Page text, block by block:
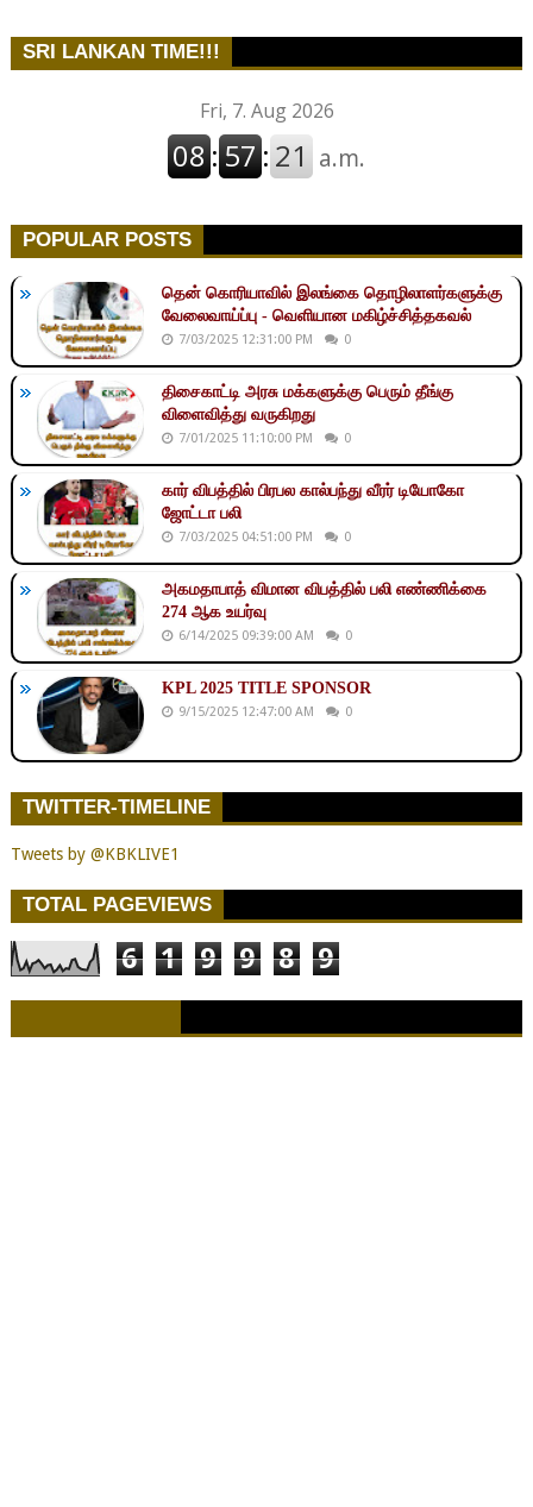
SRI LANKAN TIME!!!
POPULAR POSTS
தென் கொரியாவில் இலங்கை தொழிலாளர்களுக்கு
வேலைவாய்ப்பு - வெளியான மகிழ்ச்சித்தகவல்
7/03/2025 12:31:00 PM 0
திசைகாட்டி அரசு மக்களுக்கு பெரும் தீங்கு
விளைவித்து வருகிறது
7/01/2025 11:10:00 PM 0
கார் விபத்தில் பிரபல கால்பந்து வீரர் டியோகோ
ஜோட்டா பலி
7/03/2025 04:51:00 PM 0
அகமதாபாத் விமான விபத்தில் பலி எண்ணிக்கை
274 ஆக உயர்வு
6/14/2025 09:39:00 AM 0
KPL 2025 TITLE SPONSOR
9/15/2025 12:47:00 AM 0
TWITTER-TIMELINE
Tweets by @KBKLIVE1
TOTAL PAGEVIEWS
6 1 9 9 8 9